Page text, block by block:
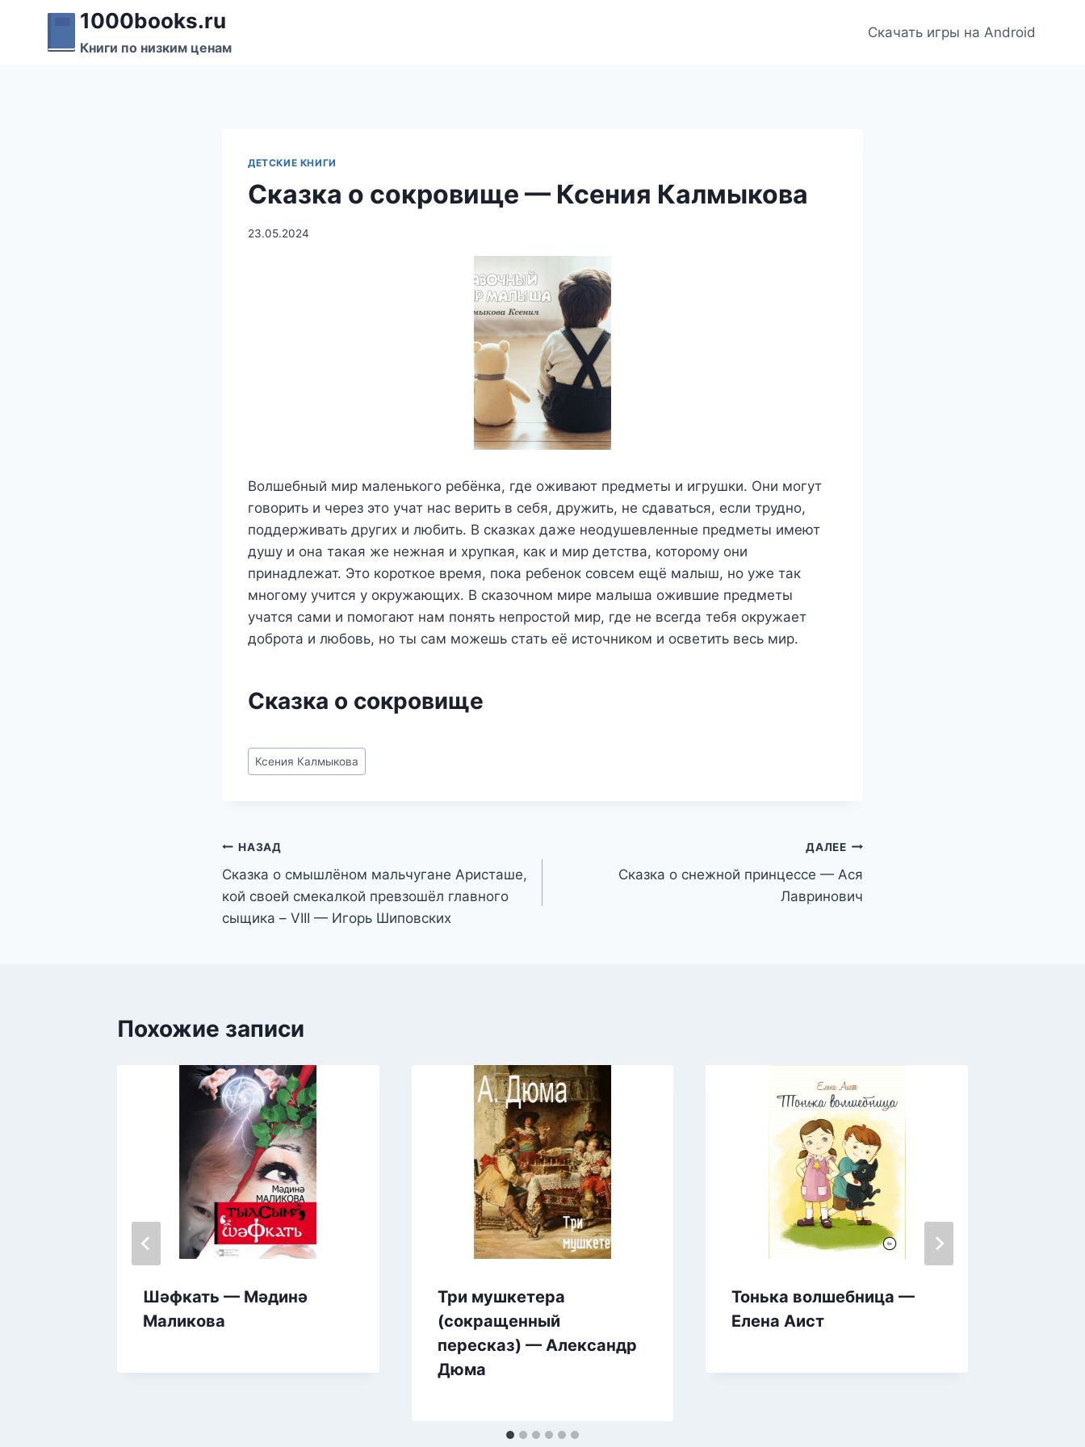
Перейти
содержимому
1000books.ru
Книги по низким ценам
Скачать игры на Android
ДЕТСКИЕ КНИГИ
Сказка о сокровище — Ксения Калмыкова
23.05.2024
Волшебный мир маленького ребёнка, где оживают предметы и игрушки. Они могут
говорить и через это учат нас верить в себя, дружить, не сдаваться, если трудно,
поддерживать других и любить. В сказках даже неодушевленные предметы имеют
душу и она такая же нежная и хрупкая, как и мир детства, которому они
принадлежат. Это короткое время, пока ребенок совсем ещё малыш, но уже так
многому учится у окружающих. В сказочном мире малыша ожившие предметы
учатся сами и помогают нам понять непростой мир, где не всегда тебя окружает
доброта и любовь, но ты сам можешь стать её источником и осветить весь мир.
Сказка о сокровище
Метки
записи:
Ксения Калмыкова
Навигация
по
записям
НАЗАД
Сказка о смышлёном мальчугане Аристаше,
кой своей смекалкой превзошёл главного
сыщика – VIII — Игорь Шиповских
ДАЛЕЕ
Сказка о снежной принцессе — Ася
Лавринович
Похожие записи
Шәфкать — Мәдинә
Маликова
Три мушкетера
(сокращенный
пересказ) — Александр
Дюма
Тонька волшебница —
Елена Аист